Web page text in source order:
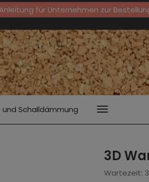
Anleitung für Unternehmen zur
Schalldämmung
3D
Wartezeit: